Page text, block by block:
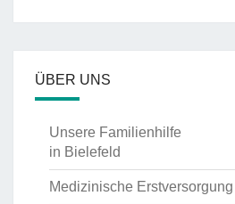
ÜBER UNS
Unsere Familienhilfe
in Bielefeld
Medizinische Erstversorgung